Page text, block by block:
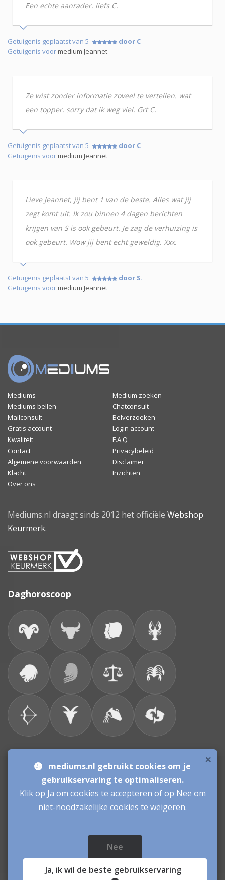
Een echte aanrader. liefs C.
Getuigenis geplaatst van 5
door C
Getuigenis voormedium Jeannet
Ze wist zonder informatie zoveel te vertellen. wat
een topper. sorry dat ik weg viel. Grt C.
Getuigenis geplaatst van 5
door C
Getuigenis voormedium Jeannet
Lieve Jeannet, jij bent 1 van de beste. Alles wat jij
zegt komt uit. Ik zou binnen 4 dagen berichten
krijgen van S is ook gebeurt. Je zag de verhuizing is
ook gebeurt. Wow jij bent echt geweldig. Xxx.
Getuigenis geplaatst van 5
door S.
Getuigenis voormedium Jeannet
Mediums
Medium zoeken
Mediums bellen
Chatconsult
Mailconsult
Belverzoeken
Gratis account
Login account
Kwaliteit
F.A.Q
Contact
Privacybeleid
Algemene voorwaarden
Disclaimer
Klacht
Inzichten
Over ons
Mediums.nl draagt sinds 2012 het officiële Webshop
Keurmerk.
Daghoroscoop
Consulenten
Vacatures Mediums
Werken als Medium
© sinds 2006 - 2026
- mediums Nederland
×
mediums.nl gebruikt cookies om je
gebruikservaring te optimaliseren.
Klik op Ja om cookies te accepteren of op Nee om
niet-noodzakelijke cookies te weigeren.
Nee
Ja, ik wil de beste gebruikservaring